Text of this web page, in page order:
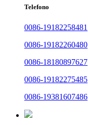
Telefono
0086-19182258481
0086-19182260480
0086-18180897627
0086-19182275485
0086-19381607486